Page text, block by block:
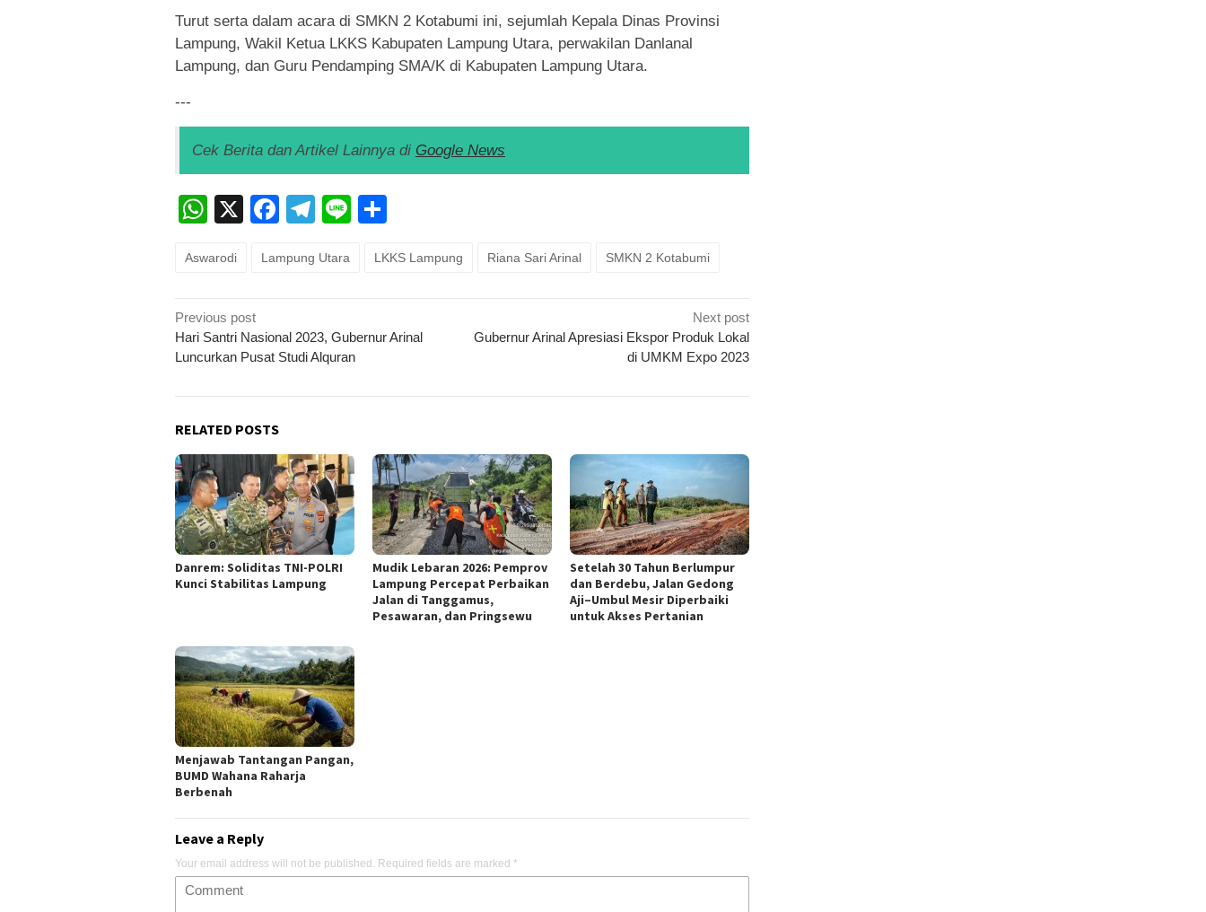
Turut serta dalam acara di SMKN 2 Kotabumi ini, sejumlah Kepala Dinas Provinsi
Lampung, Wakil Ketua LKKS Kabupaten Lampung Utara, perwakilan Danlanal
Lampung, dan Guru Pendamping SMA/K di Kabupaten Lampung Utara.
---
Cek Berita dan Artikel Lainnya di Google News
WhatsApp
X Facebook
Telegram
Line
Aswarodi Lampung Utara LKKS Lampung Riana Sari Arinal SMKN 2 Kotabumi
Post
navigation
Previous post
Hari Santri Nasional 2023, Gubernur Arinal
Luncurkan Pusat Studi Alquran
Next post
Gubernur Arinal Apresiasi Ekspor Produk Lokal
di UMKM Expo 2023
RELATED POSTS
Danrem: Soliditas TNI-POLRI
Kunci Stabilitas Lampung
Mudik Lebaran 2026: Pemprov
Lampung Percepat Perbaikan
Jalan di Tanggamus,
Pesawaran, dan Pringsewu
Setelah 30 Tahun Berlumpur
dan Berdebu, Jalan Gedong
Aji–Umbul Mesir Diperbaiki
untuk Akses Pertanian
Menjawab Tantangan Pangan,
BUMD Wahana Raharja
Berbenah
Leave a Reply
Your email address will not be published. Required fields are marked *